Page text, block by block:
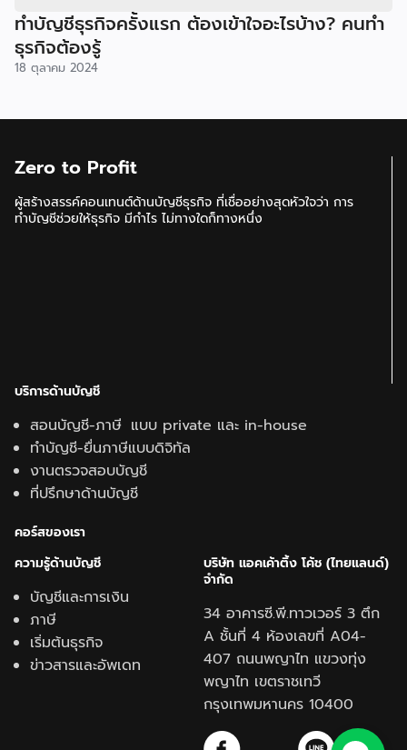
ทำบัญชีธุรกิจครั้งแรก ต้องเข้าใจอะไรบ้าง? คนทำ
ธุรกิจต้องรู้
18 ตุลาคม 2024
Zero to Profit
ผู้สร้างสรรค์คอนเทนต์ด้านบัญชีธุรกิจ ที่เชื่ออย่างสุดหัวใจว่า การ
ทำบัญชีช่วยให้ธุรกิจ มีกำไร ไม่ทางใดก็ทางหนึ่ง
บริการด้านบัญชี
สอนบัญชี-ภาษี แบบ private และ in-house
ทำบัญชี-ยื่นภาษีแบบดิจิทัล
งานตรวจสอบบัญชี
ที่ปรึกษาด้านบัญชี
คอร์สของเรา
ความรู้ด้านบัญชี
บัญชีและการเงิน
ภาษี
เริ่มต้นธุรกิจ
ข่าวสารและอัพเดท
บริษัท แอคเค้าติ้ง โค้ช (ไทยแลนด์)
จำกัด
34 อาคารซี.พี.ทาวเวอร์ 3 ตึก
A ชั้นที่ 4 ห้องเลขที่ A04-
407 ถนนพญาไท แขวงทุ่ง
พญาไท เขตราชเทวี
กรุงเทพมหานคร 10400